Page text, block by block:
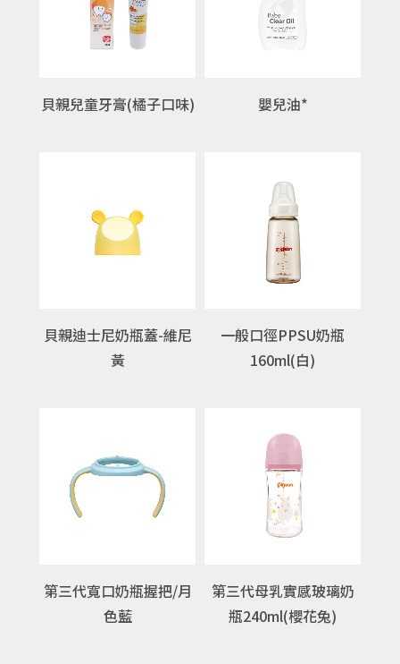
貝親兒童牙膏(橘子口味) 嬰兒油*
貝親迪士尼奶瓶蓋-維尼
黃
一般口徑PPSU奶瓶
160ml(白)
第三代寬口奶瓶握把/月
色藍
第三代母乳實感玻璃奶
瓶240ml(櫻花兔)